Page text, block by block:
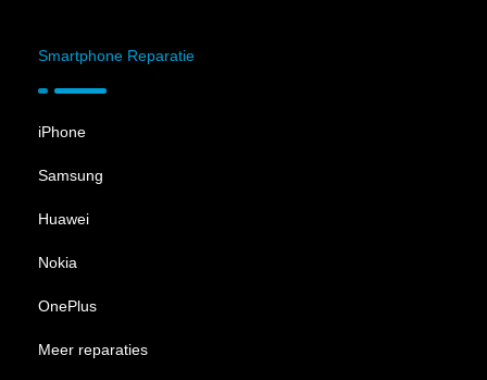
Smartphone Reparatie
iPhone
Samsung
Huawei
Nokia
OnePlus
Meer reparaties